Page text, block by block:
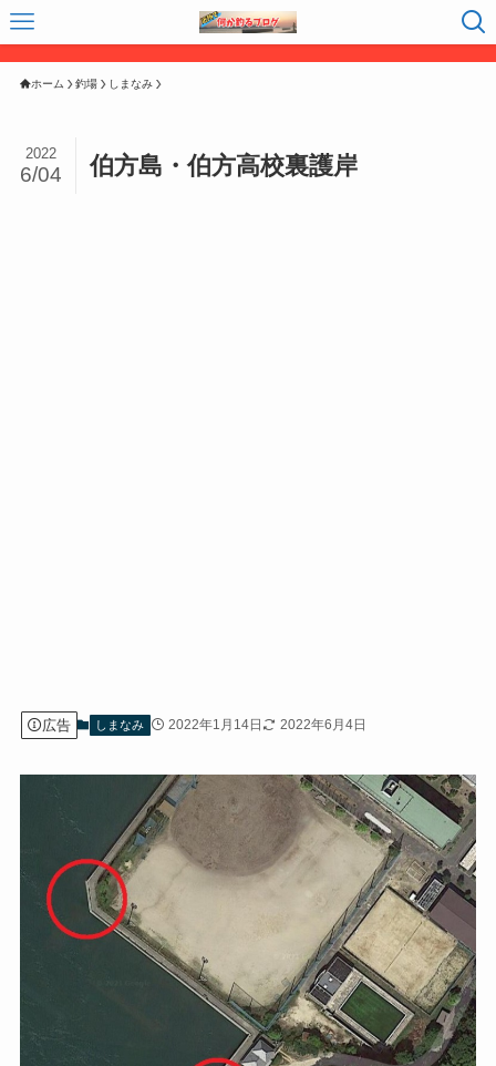
ホーム 釣場 しまなみ
伯方島・伯方高校裏護岸
2022
6/04
広告 しまなみ 2022年1月14日 2022年6月4日